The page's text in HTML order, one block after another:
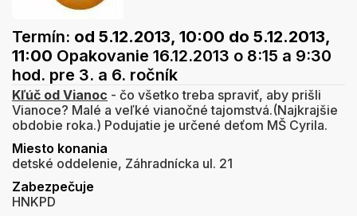
Termín: od 5.12.2013, 10:00 do 5.12.2013,
11:00 Opakovanie 16.12.2013 o 8:15 a 9:30
hod. pre 3. a 6. ročník
Kľúč od Vianoc - čo všetko treba spraviť, aby prišli
Vianoce? Malé a veľké vianočné tajomstvá.(Najkrajšie
obdobie roka.) Podujatie je určené deťom MŠ Cyrila.
Miesto konania
detské oddelenie, Záhradnícka ul. 21
Zabezpečuje
HNKPD